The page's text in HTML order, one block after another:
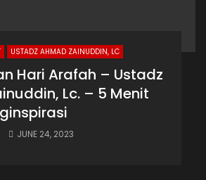
USTADZ AHMAD ZAINUDDIN, LC
Hari Arafah – Ustadz
Lc. – 5 Menit
JUNE 24, 2023